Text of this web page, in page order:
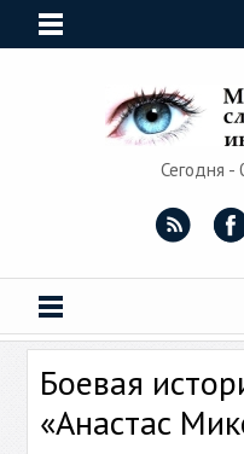
Сегодня -
Боевая
«Анастас